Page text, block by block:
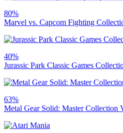
80%
Marvel vs. Capcom Fighting
40%
Jurassic Park Classic Games
63%
Metal Gear Solid: Master Collection